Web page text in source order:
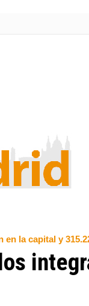
en la capital y